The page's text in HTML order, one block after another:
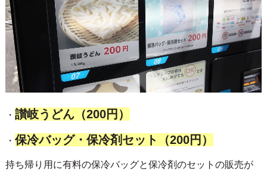
・ 讃岐うどん（200円）
・ 保冷バッグ・保冷剤セット（200円）
持ち帰り用に有料の保冷バッグと保冷剤のセットの販売が